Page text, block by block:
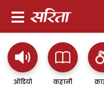
ऑडियो कहानी